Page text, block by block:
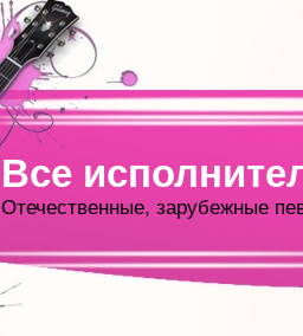
Все
Отечественные, зарубежные